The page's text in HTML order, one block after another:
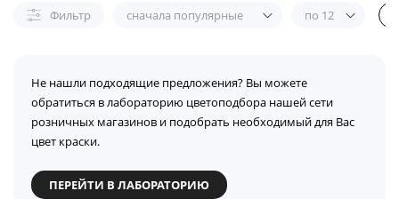
Фильтр сначала популярные по 12
Не нашли подходящие предложения? Вы можете
обратиться в лабораторию цветоподбора нашей сети
розничных магазинов и подобрать необходимый для Вас
цвет краски.
ПЕРЕЙТИ В ЛАБОРАТОРИЮ